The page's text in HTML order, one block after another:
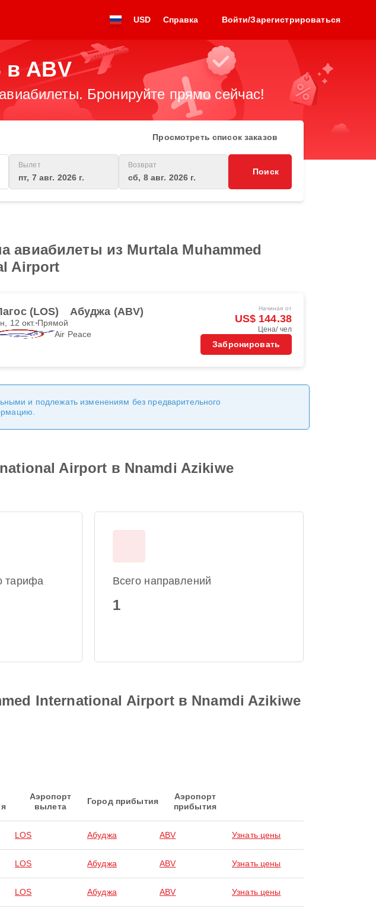
USD Справка Войти/Зарегистрироваться
ABV
Бронируйте прямо сейчас!
Просмотреть список заказов
Вылет
пт, 7 авг. 2026 г.
Возврат
сб, 8 авг. 2026 г.
Поиск
авиабилеты из Murtala Muhammed
Airport
(LOS) Абуджа (ABV)
12 окт. Прямой
Air Peace
Начиная от
US$ 144.38
Цена/ чел
Забронировать
и подлежать изменениям без предварительного
Airport в Nnamdi Azikiwe
тарифа Всего направлений
1
International Airport в Nnamdi Azikiwe
Аэропорт
вылета
Город прибытия
Аэропорт
прибытия
LOS Абуджа ABV Узнать цены
LOS Абуджа ABV Узнать цены
LOS Абуджа ABV Узнать цены